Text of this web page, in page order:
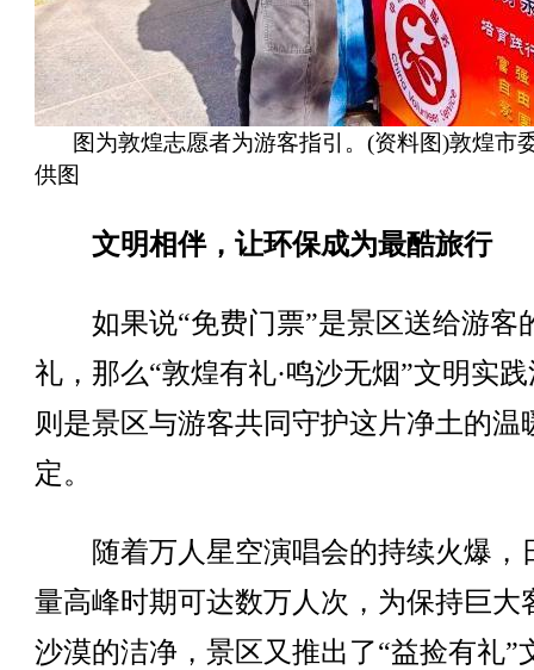
图为敦煌志愿者为游客指引。(资料图)敦煌市
供图
文明相伴，让环保成为最酷旅行
如果说“免费门票”是景区送给游客
礼，那么“敦煌有礼·鸣沙无烟”文明实
则是景区与游客共同守护这片净土的温
定。
随着万人星空演唱会的持续火爆，
量高峰时期可达数万人次，为保持巨大
沙漠的洁净，景区又推出了“益捡有礼”